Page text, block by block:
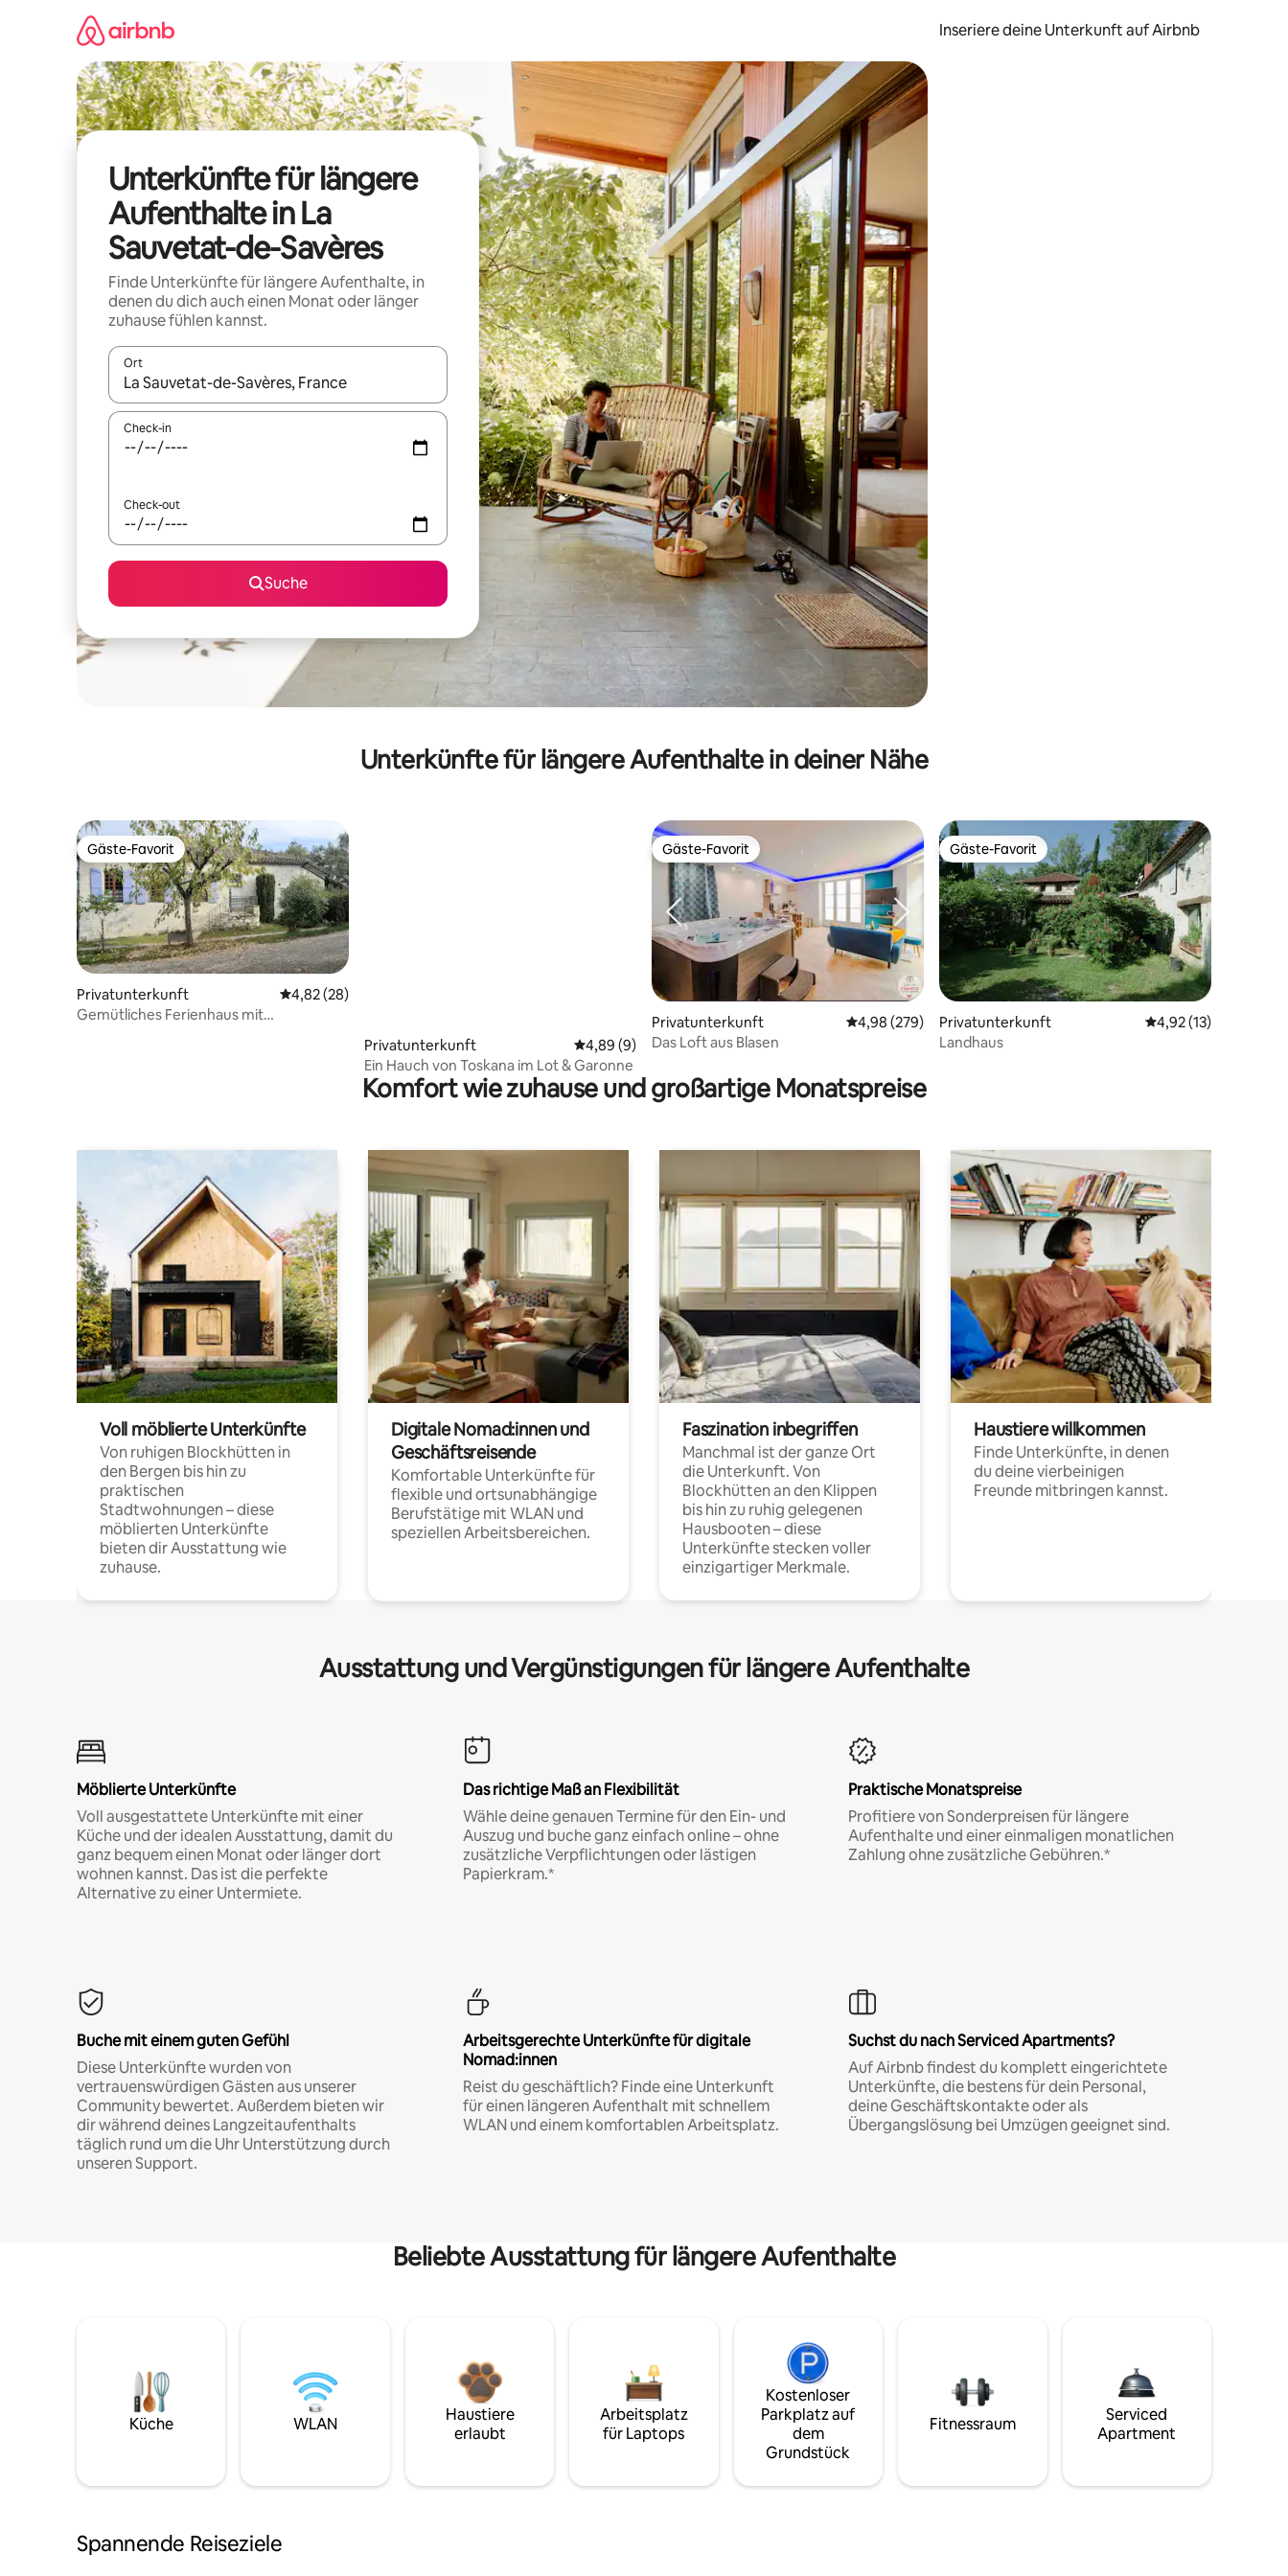
Inseriere deine Unterkunft auf Airbnb
Unterkünfte für längere
Aufenthalte in La
Sauvetat-de-Savères
Finde Unterkünfte für längere Aufenthalte, in
denen du dich auch einen Monat oder länger
zuhause fühlen kannst.
Ort
Wenn Ergebnisse verfügbar sind, navigiere mit den Pfeiltasten nach oben und unten oder erkunde die Ergebnisse durch Berühren oder Wischgesten.
Check-in
Check-out
Suche
Unterkünfte für längere Aufenthalte in deiner Nähe
Gäste-Favorit
Gäste-Favorit
Privatunterkunft Durchschnittliche Bewertung: 4,82 von 5, 28 Bewertungen
4,82 (28)
Gemütliches Ferienhaus mit
Privatunterkunft Durchschnittliche Bewertung: 4,89 von 5, 9 Bewertungen
4,89 (9)
Ein Hauch von Toskana im Lot & Garonne
Gäste-Favorit
Gäste-Favorit
Privatunterkunft Durchschnittliche Bewertung: 4,98 von 5, 279 Bewertungen
4,98 (279)
Das Loft aus Blasen
Gäste-Favorit
Gäste-Favorit
Privatunterkunft Durchschnittliche
4,92 (13)
Landhaus
Komfort wie zuhause und großartige Monatspreise
Voll möblierte Unterkünfte
Von ruhigen Blockhütten in
den Bergen bis hin zu
praktischen
Stadtwohnungen – diese
möblierten Unterkünfte
bieten dir Ausstattung wie
zuhause.
Digitale Nomad:innen und
Geschäftsreisende
Komfortable Unterkünfte für
flexible und ortsunabhängige
Berufstätige mit WLAN und
speziellen Arbeitsbereichen.
Faszination inbegriffen
Manchmal ist der ganze Ort
die Unterkunft. Von
Blockhütten an den Klippen
bis hin zu ruhig gelegenen
Hausbooten – diese
Unterkünfte stecken voller
einzigartiger Merkmale.
Haustiere willkommen
Finde Unterkünfte, in denen
du deine vierbeinigen
Freunde mitbringen kannst.
Ausstattung und Vergünstigungen für längere Aufenthalte
Möblierte Unterkünfte
Voll ausgestattete Unterkünfte mit einer
Küche und der idealen Ausstattung, damit du
ganz bequem einen Monat oder länger dort
wohnen kannst. Das ist die perfekte
Alternative zu einer Untermiete.
Das richtige Maß an Flexibilität
Wähle deine genauen Termine für den Ein- und
Auszug und buche ganz einfach online – ohne
zusätzliche Verpflichtungen oder lästigen
Papierkram.*
Praktische Monatspreise
Profitiere von Sonderpreisen für längere
Aufenthalte und einer einmaligen monatlichen
Zahlung ohne zusätzliche Gebühren.*
Buche mit einem guten Gefühl
Diese Unterkünfte wurden von
vertrauenswürdigen Gästen aus unserer
Community bewertet. Außerdem bieten wir
dir während deines Langzeitaufenthalts
täglich rund um die Uhr Unterstützung durch
unseren Support.
Arbeitsgerechte Unterkünfte für digitale
Nomad:innen
Reist du geschäftlich? Finde eine Unterkunft
für einen längeren Aufenthalt mit schnellem
WLAN und einem komfortablen Arbeitsplatz.
Suchst du nach Serviced Apartments?
Auf Airbnb findest du komplett eingerichtete
Unterkünfte, die bestens für dein Personal,
deine Geschäftskontakte oder als
Übergangslösung bei Umzügen geeignet sind.
Beliebte Ausstattung für längere Aufenthalte
Küche WLAN
Haustiere
erlaubt
Arbeitsplatz
für Laptops
Kostenloser
Parkplatz auf
dem
Grundstück
Fitnessraum
Serviced
Apartment
Spannende Reiseziele